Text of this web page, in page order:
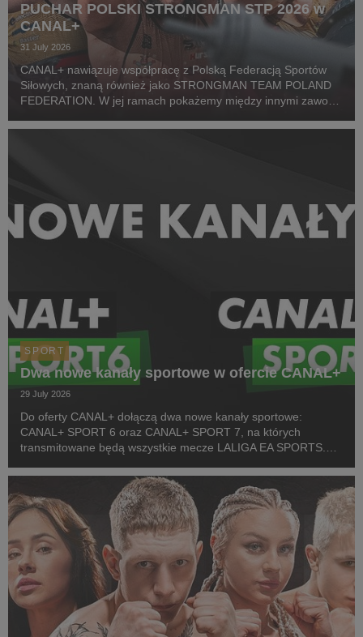
PUCHAR POLSKI STRONGMAN STP 2026 w
CANAL+
31 July 2026
CANAL+ nawiązuje współpracę z Polską Federacją Sportów
Siłowych, znaną również jako STRONGMAN TEAM POLAND
FEDERATION. W jej ramach pokażemy między innymi zawody
Pierwszym wydarzeniem prezentowanym w CANAL+ SPORT 5
SPORT
Dwa nowe kanały sportowe w ofercie CANAL+
29 July 2026
Do oferty CANAL+ dołączą dwa nowe kanały sportowe:
CANAL+ SPORT 6 oraz CANAL+ SPORT 7, na których
transmitowane będą wszystkie mecze LALIGA EA SPORTS.
pierwszej kolejki sezonu 2026/27 ligi hiszpańskiej, po formaln...